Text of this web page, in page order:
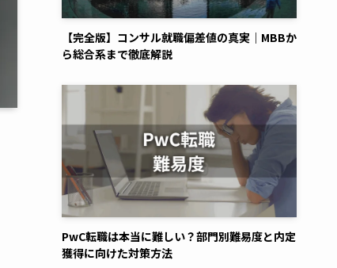
【完全版】コンサル就職偏差値の真実｜MBBか
ら総合系まで徹底解説
PwC転職は本当に難しい？部門別難易度と内定
獲得に向けた対策方法